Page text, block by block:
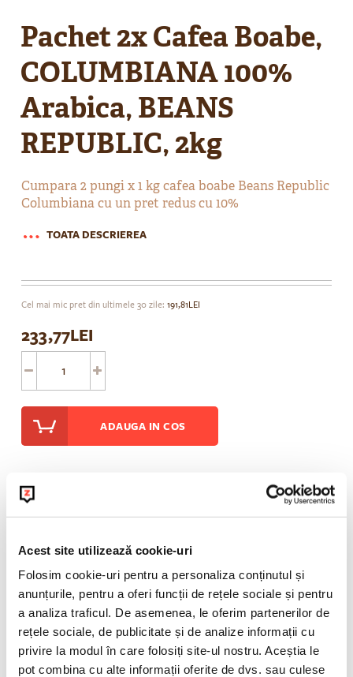
Acest site utilizează cookie-uri
Folosim cookie-uri pentru a personaliza conținutul și
anunțurile, pentru a oferi funcții de rețele sociale și pentru
a analiza traficul. De asemenea, le oferim partenerilor de
rețele sociale, de publicitate și de analize informații cu
privire la modul în care folosiți site-ul nostru. Aceștia le
pot combina cu alte informații oferite de dvs. sau culese
the
of
images
Pachet 2x Cafea Boabe,
COLUMBIANA 100%
Arabica, BEANS
REPUBLIC, 2kg
Cumpara 2 pungi x 1 kg cafea boabe Beans Republic
Columbiana cu un pret redus cu 10%
TOATA DESCRIEREA
Cel mai mic pret din ultimele 30 zile: 191,81LEI
233,77LEI
ADAUGA IN COS
Informatii suplimentare
POLITICA DE RETUR